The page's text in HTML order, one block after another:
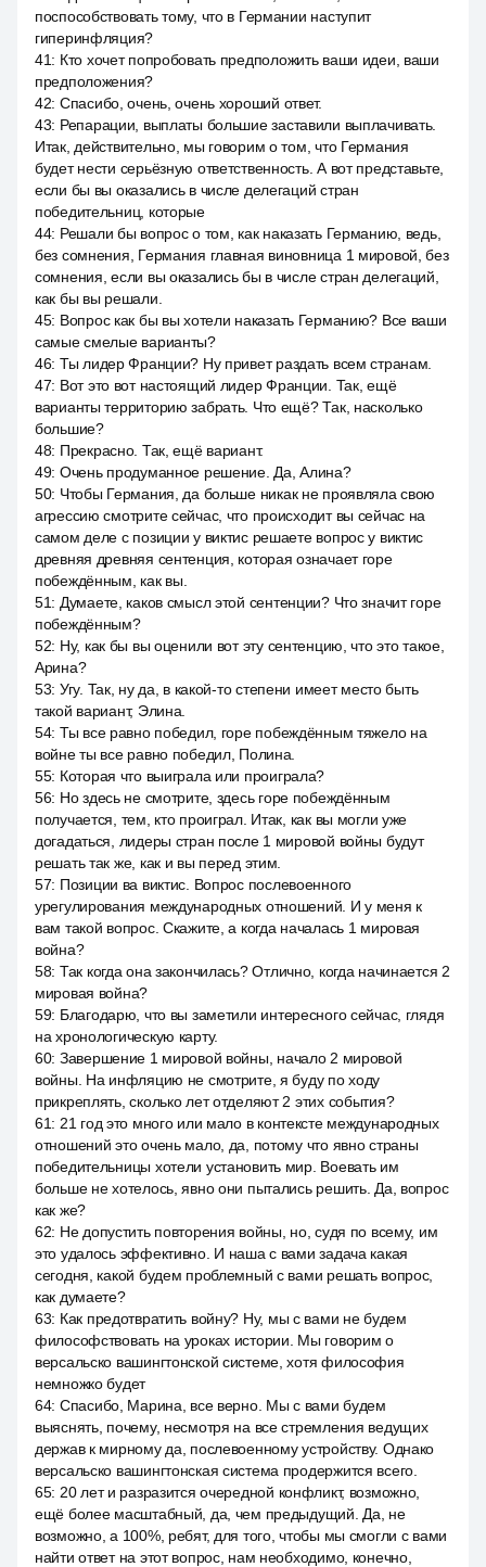
поспособствовать тому, что в Германии наступит
гиперинфляция?
41: Кто хочет попробовать предположить ваши идеи, ваши
предположения?
42: Спасибо, очень, очень хороший ответ.
43: Репарации, выплаты большие заставили выплачивать.
Итак, действительно, мы говорим о том, что Германия
будет нести серьёзную ответственность. А вот представьте,
если бы вы оказались в числе делегаций стран
победительниц, которые
44: Решали бы вопрос о том, как наказать Германию, ведь,
без сомнения, Германия главная виновница 1 мировой, без
сомнения, если вы оказались бы в числе стран делегаций,
как бы вы решали.
45: Вопрос как бы вы хотели наказать Германию? Все ваши
самые смелые варианты?
46: Ты лидер Франции? Ну привет раздать всем странам.
47: Вот это вот настоящий лидер Франции. Так, ещё
варианты территорию забрать. Что ещё? Так, насколько
большие?
48: Прекрасно. Так, ещё вариант.
49: Очень продуманное решение. Да, Алина?
50: Чтобы Германия, да больше никак не проявляла свою
агрессию смотрите сейчас, что происходит вы сейчас на
самом деле с позиции y виктис решаете вопрос y виктис
древняя древняя сентенция, которая означает горе
побеждённым, как вы.
51: Думаете, каков смысл этой сентенции? Что значит горе
побеждённым?
52: Ну, как бы вы оценили вот эту сентенцию, что это такое,
Арина?
53: Угу. Так, ну да, в какой-то степени имеет место быть
такой вариант, Элина.
54: Ты все равно победил, горе побеждённым тяжело на
войне ты все равно победил, Полина.
55: Которая что выиграла или проиграла?
56: Но здесь не смотрите, здесь горе побеждённым
получается, тем, кто проиграл. Итак, как вы могли уже
догадаться, лидеры стран после 1 мировой войны будут
решать так же, как и вы перед этим.
57: Позиции ва виктис. Вопрос послевоенного
урегулирования международных отношений. И у меня к
вам такой вопрос. Скажите, а когда началась 1 мировая
война?
58: Так когда она закончилась? Отлично, когда начинается 2
мировая война?
59: Благодарю, что вы заметили интересного сейчас, глядя
на хронологическую карту.
60: Завершение 1 мировой войны, начало 2 мировой
войны. На инфляцию не смотрите, я буду по ходу
прикреплять, сколько лет отделяют 2 этих события?
61: 21 год это много или мало в контексте международных
отношений это очень мало, да, потому что явно страны
победительницы хотели установить мир. Воевать им
больше не хотелось, явно они пытались решить. Да, вопрос
как же?
62: Не допустить повторения войны, но, судя по всему, им
это удалось эффективно. И наша с вами задача какая
сегодня, какой будем проблемный с вами решать вопрос,
как думаете?
63: Как предотвратить войну? Ну, мы с вами не будем
философствовать на уроках истории. Мы говорим о
версальско вашингтонской системе, хотя философия
немножко будет
64: Спасибо, Марина, все верно. Мы с вами будем
выяснять, почему, несмотря на все стремления ведущих
держав к мирному да, послевоенному устройству. Однако
версальско вашингтонская система продержится всего.
65: 20 лет и разразится очередной конфликт, возможно,
ещё более масштабный, да, чем предыдущий. Да, не
возможно, а 100%, ребят, для того, чтобы мы смогли с вами
найти ответ на этот вопрос, нам необходимо, конечно,